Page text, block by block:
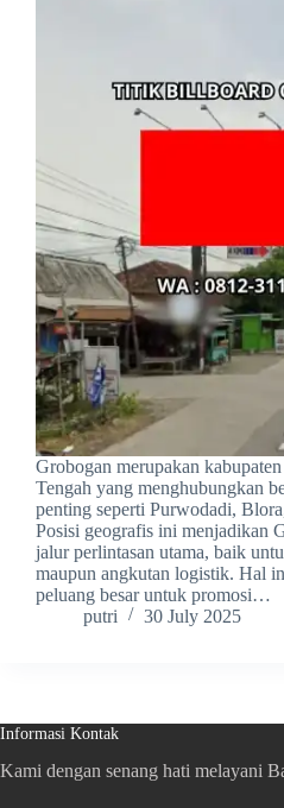
Grobogan merupakan
Tengah yang menghubungkan
penting seperti Purwodadi,
Posisi geografis ini menjadikan
jalur perlintasan utama, baik
maupun angkutan logistik. Hal
peluang besar untuk promosi…
putri
30 July 2025
Informasi Kontak
Kami dengan senang hati melayani